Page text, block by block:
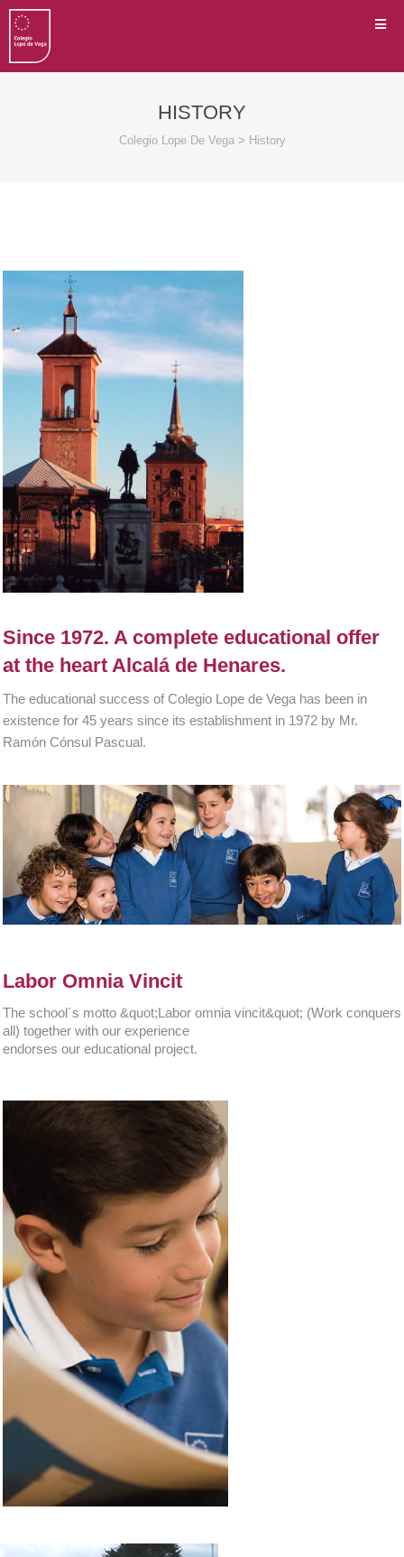
HISTORY
Colegio Lope De Vega > History
Since 1972. A complete educational offer
at the heart Alcalá de Henares.
The educational success of Colegio Lope de Vega has been in
existence for 45 years since its establishment in 1972 by Mr.
Ramón Cónsul Pascual.
Labor Omnia Vincit
The school´s motto &quot;Labor omnia vincit&quot; (Work conquers
all) together with our experience
endorses our educational project.